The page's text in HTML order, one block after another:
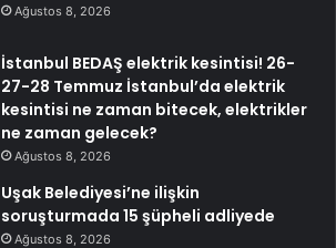
Ağustos 8, 2026
İstanbul BEDAŞ elektrik kesintisi! 26-
27-28 Temmuz İstanbul’da elektrik
kesintisi ne zaman bitecek, elektrikler
ne zaman gelecek?
Ağustos 8, 2026
Uşak Belediyesi’ne ilişkin
soruşturmada 15 şüpheli adliyede
Ağustos 8, 2026